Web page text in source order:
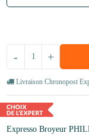
+
-
Livraison Chronopost
Expresso Broyeur